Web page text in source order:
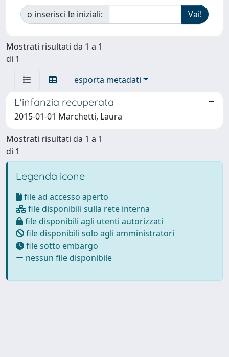
o inserisci le iniziali:
Mostrati risultati da 1 a 1
di 1
esporta metadati
L'infanzia recuperata
2015-01-01 Marchetti, Laura
Mostrati risultati da 1 a 1
di 1
Legenda icone
file ad accesso aperto
file disponibili sulla rete interna
file disponibili agli utenti autorizzati
file disponibili solo agli amministratori
file sotto embargo
nessun file disponibile